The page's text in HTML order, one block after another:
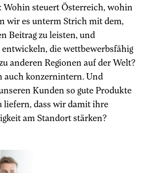
steuert Österreich, wohin
wir es unterm Strich mit dem,
Beitrag zu leisten, und
die wettbewerbsfähig
anderen Regionen auf der Welt?
auch konzernintern. Und
Kunden so gute Produkte
liefern, dass wir damit ihre
am Standort stärken?